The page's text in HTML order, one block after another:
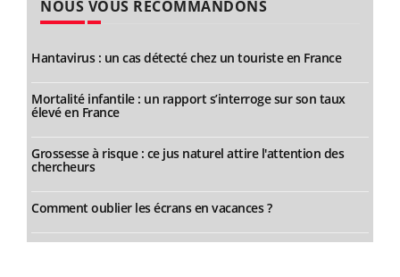
NOUS VOUS RECOMMANDONS
Hantavirus : un cas détecté chez un touriste en France
Mortalité infantile : un rapport s’interroge sur son taux
élevé en France
Grossesse à risque : ce jus naturel attire l'attention des
chercheurs
Comment oublier les écrans en vacances ?